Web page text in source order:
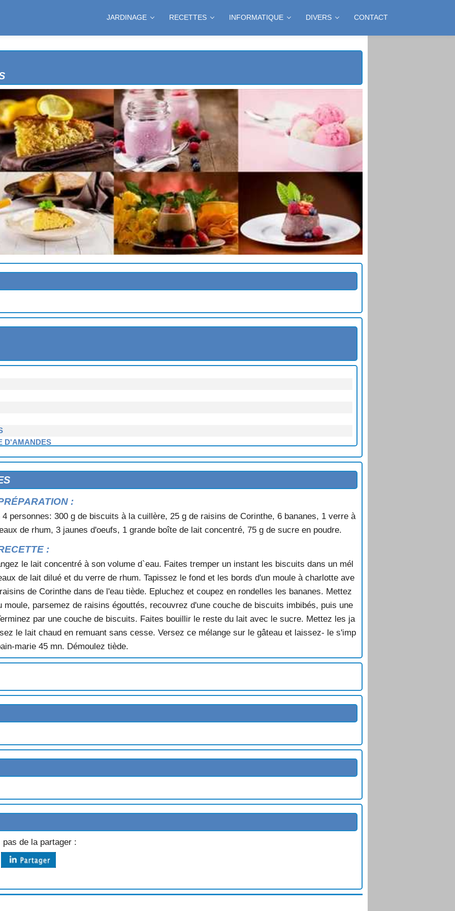
JARDINAGE RECETTES INFORMATIQUE DIVERS CONTACT
D'AMANDES
CHOCOLAT
:
4 personnes: 300 g de biscuits à la cuillère, 25 g de raisins de Corinthe, 6 bananes, 1 verre à
de rhum, 3 jaunes d'oeufs, 1 grande boîte de lait concentré, 75 g de sucre en poudre.
:
le lait concentré à son volume d`eau. Faites tremper un instant les biscuits dans un mél
de lait dilué et du verre de rhum. Tapissez le fond et les bords d'un moule à charlotte ave
de Corinthe dans de l'eau tiède. Epluchez et coupez en rondelles les bananes. Mettez
moule, parsemez de raisins égouttés, recouvrez d'une couche de biscuits imbibés, puis une
par une couche de biscuits. Faites bouillir le reste du lait avec le sucre. Mettez les ja
le lait chaud en remuant sans cesse. Versez ce mélange sur le gâteau et laissez- le s'imp
marie 45 mn. Démoulez tiède.
pas de la partager :